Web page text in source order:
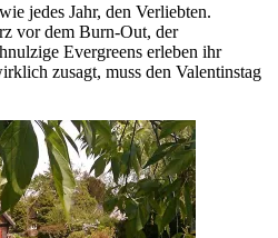
jedes Jahr, den Verliebten.
vor dem Burn-Out, der
Evergreens erleben ihr
zusagt, muss den Valentinstag